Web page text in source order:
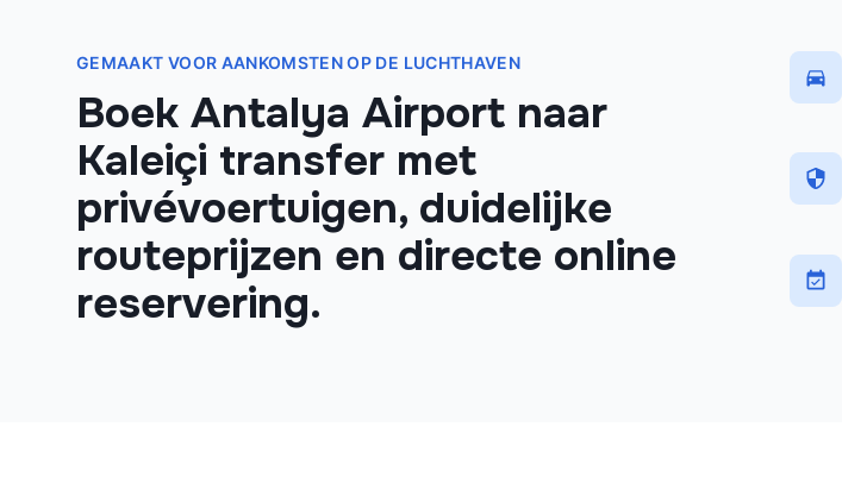
GEMAAKT VOOR AANKOMSTEN OP DE LUCHTHAVEN
Boek Antalya Airport naar
Kaleiçi transfer met
privévoertuigen, duidelijke
routeprijzen en directe online
reservering.